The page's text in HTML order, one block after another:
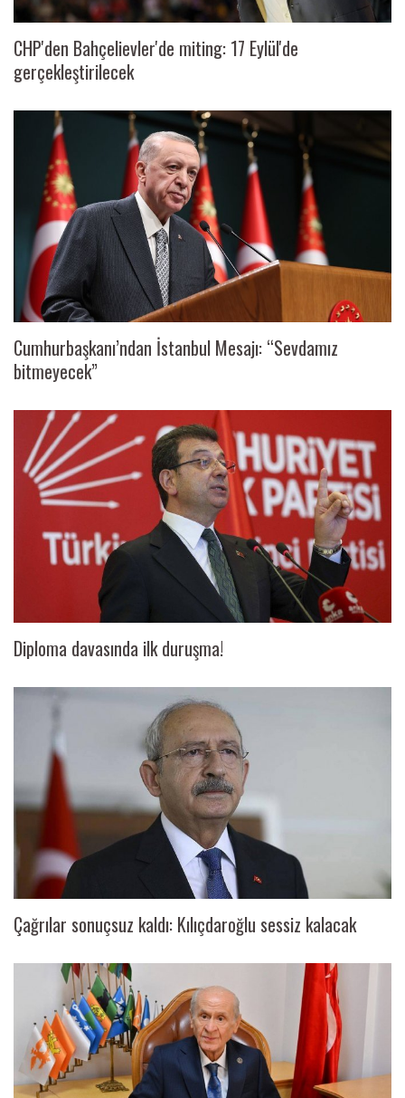
CHP'den Bahçelievler'de miting: 17 Eylül'de
gerçekleştirilecek
Cumhurbaşkanı’ndan İstanbul Mesajı: “Sevdamız
bitmeyecek”
Diploma davasında ilk duruşma!
Çağrılar sonuçsuz kaldı: Kılıçdaroğlu sessiz kalacak